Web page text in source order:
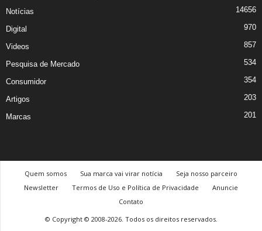
Notícias 14656
Digital 970
Videos 857
Pesquisa de Mercado 534
Consumidor 354
Artigos 203
Marcas 201
Quem somos Sua marca vai virar notícia
Seja nosso parceiro
Newsletter
Termos de Uso e Política de Privacidade
Anuncie
Contato
© Copyright © 2008-2026. Todos os direitos reservados.